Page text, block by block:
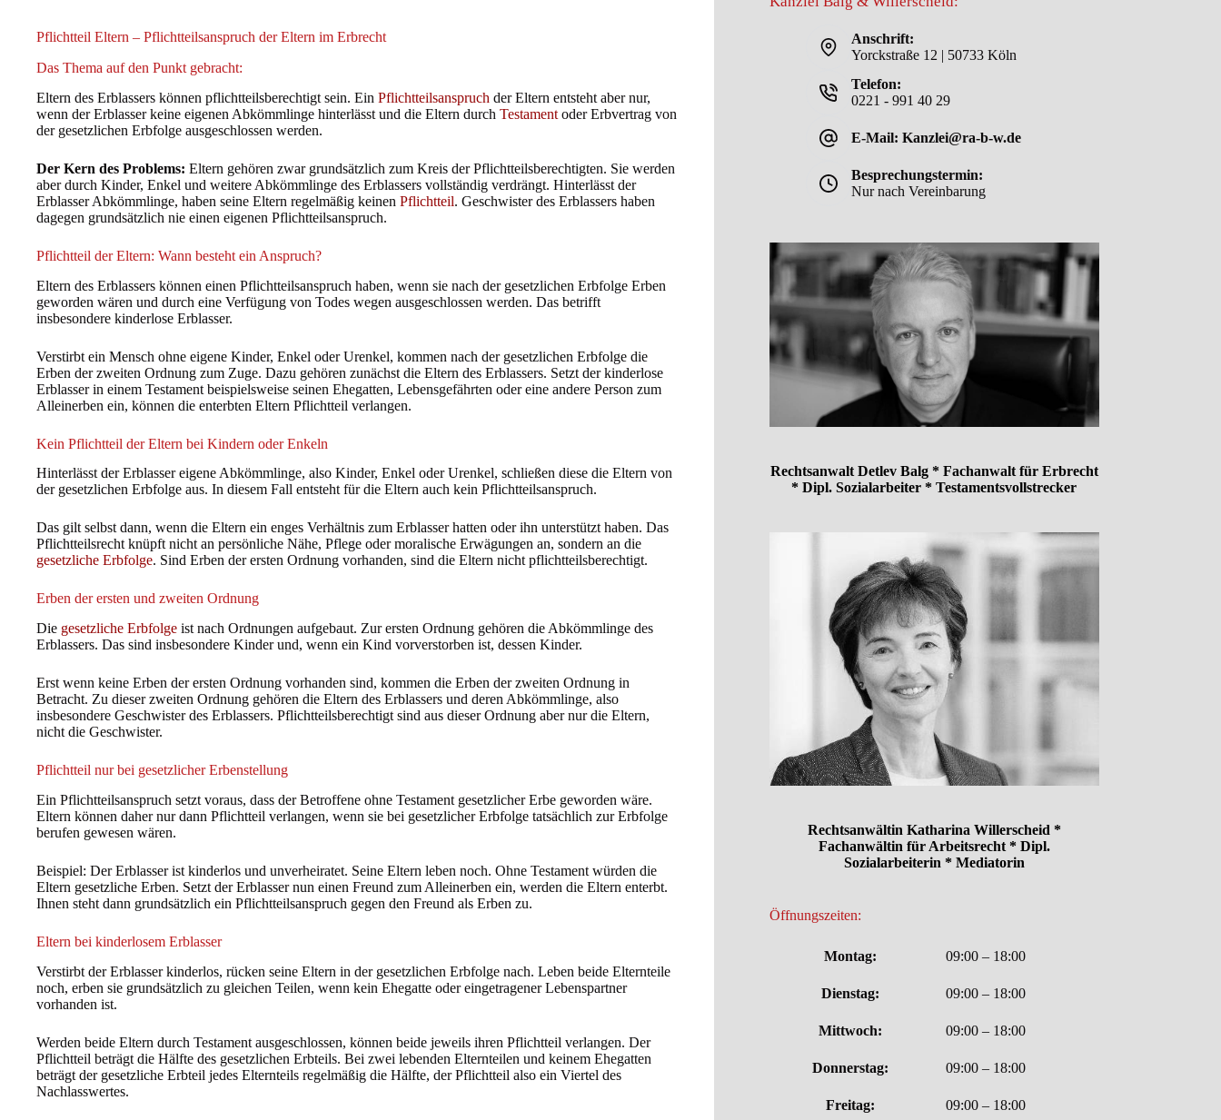
Pflichtteil Eltern – Pflichtteilsanspruch der Eltern im Erbrecht
Das Thema auf den Punkt gebracht:
Eltern des Erblassers können pflichtteilsberechtigt sein. Ein Pflichtteilsanspruch der Eltern entsteht aber nur,
wenn der Erblasser keine eigenen Abkömmlinge hinterlässt und die Eltern durch Testament oder Erbvertrag von
der gesetzlichen Erbfolge ausgeschlossen werden.
Der Kern des Problems: Eltern gehören zwar grundsätzlich zum Kreis der Pflichtteilsberechtigten. Sie werden
aber durch Kinder, Enkel und weitere Abkömmlinge des Erblassers vollständig verdrängt. Hinterlässt der
Erblasser Abkömmlinge, haben seine Eltern regelmäßig keinen Pflichtteil. Geschwister des Erblassers haben
dagegen grundsätzlich nie einen eigenen Pflichtteilsanspruch.
Pflichtteil der Eltern: Wann besteht ein Anspruch?
Eltern des Erblassers können einen Pflichtteilsanspruch haben, wenn sie nach der gesetzlichen Erbfolge Erben
geworden wären und durch eine Verfügung von Todes wegen ausgeschlossen werden. Das betrifft
insbesondere kinderlose Erblasser.
Verstirbt ein Mensch ohne eigene Kinder, Enkel oder Urenkel, kommen nach der gesetzlichen Erbfolge die
Erben der zweiten Ordnung zum Zuge. Dazu gehören zunächst die Eltern des Erblassers. Setzt der kinderlose
Erblasser in einem Testament beispielsweise seinen Ehegatten, Lebensgefährten oder eine andere Person zum
Alleinerben ein, können die enterbten Eltern Pflichtteil verlangen.
Kein Pflichtteil der Eltern bei Kindern oder Enkeln
Hinterlässt der Erblasser eigene Abkömmlinge, also Kinder, Enkel oder Urenkel, schließen diese die Eltern von
der gesetzlichen Erbfolge aus. In diesem Fall entsteht für die Eltern auch kein Pflichtteilsanspruch.
Das gilt selbst dann, wenn die Eltern ein enges Verhältnis zum Erblasser hatten oder ihn unterstützt haben. Das
Pflichtteilsrecht knüpft nicht an persönliche Nähe, Pflege oder moralische Erwägungen an, sondern an die
gesetzliche Erbfolge. Sind Erben der ersten Ordnung vorhanden, sind die Eltern nicht pflichtteilsberechtigt.
Erben der ersten und zweiten Ordnung
Die gesetzliche Erbfolge ist nach Ordnungen aufgebaut. Zur ersten Ordnung gehören die Abkömmlinge des
Erblassers. Das sind insbesondere Kinder und, wenn ein Kind vorverstorben ist, dessen Kinder.
Erst wenn keine Erben der ersten Ordnung vorhanden sind, kommen die Erben der zweiten Ordnung in
Betracht. Zu dieser zweiten Ordnung gehören die Eltern des Erblassers und deren Abkömmlinge, also
insbesondere Geschwister des Erblassers. Pflichtteilsberechtigt sind aus dieser Ordnung aber nur die Eltern,
nicht die Geschwister.
Pflichtteil nur bei gesetzlicher Erbenstellung
Ein Pflichtteilsanspruch setzt voraus, dass der Betroffene ohne Testament gesetzlicher Erbe geworden wäre.
Eltern können daher nur dann Pflichtteil verlangen, wenn sie bei gesetzlicher Erbfolge tatsächlich zur Erbfolge
berufen gewesen wären.
Beispiel: Der Erblasser ist kinderlos und unverheiratet. Seine Eltern leben noch. Ohne Testament würden die
Eltern gesetzliche Erben. Setzt der Erblasser nun einen Freund zum Alleinerben ein, werden die Eltern enterbt.
Ihnen steht dann grundsätzlich ein Pflichtteilsanspruch gegen den Freund als Erben zu.
Eltern bei kinderlosem Erblasser
Verstirbt der Erblasser kinderlos, rücken seine Eltern in der gesetzlichen Erbfolge nach. Leben beide Elternteile
noch, erben sie grundsätzlich zu gleichen Teilen, wenn kein Ehegatte oder eingetragener Lebenspartner
vorhanden ist.
Werden beide Eltern durch Testament ausgeschlossen, können beide jeweils ihren Pflichtteil verlangen. Der
Pflichtteil beträgt die Hälfte des gesetzlichen Erbteils. Bei zwei lebenden Elternteilen und keinem Ehegatten
beträgt der gesetzliche Erbteil jedes Elternteils regelmäßig die Hälfte, der Pflichtteil also ein Viertel des
Nachlasswertes.
Anschrift:
Yorckstraße 12 | 50733 Köln
Telefon:
0221 - 991 40 29
E-Mail: Kanzlei@ra-b-w.de
Besprechungstermin:
Nur nach Vereinbarung
Rechtsanwalt Detlev Balg * Fachanwalt für Erbrecht
* Dipl. Sozialarbeiter * Testamentsvollstrecker
Rechtsanwältin Katharina Willerscheid *
Fachanwältin für Arbeitsrecht * Dipl.
Sozialarbeiterin * Mediatorin
Öffnungszeiten:
Montag: 09:00 – 18:00
Dienstag: 09:00 – 18:00
Mittwoch: 09:00 – 18:00
Donnerstag: 09:00 – 18:00
Freitag: 09:00 – 18:00